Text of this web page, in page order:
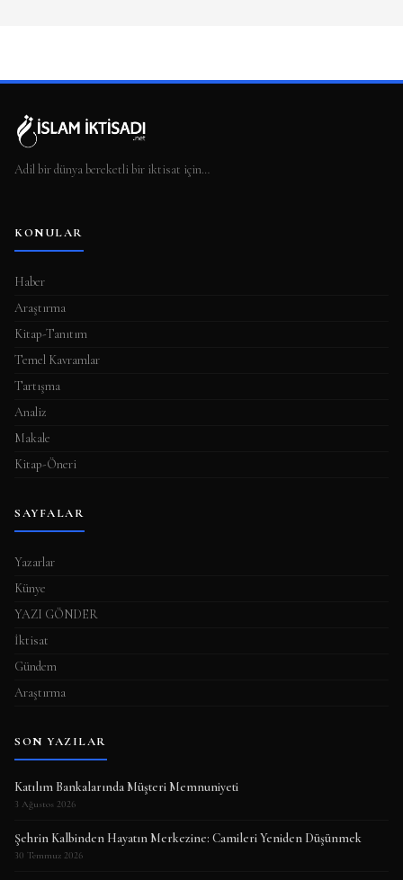
Adil bir dünya bereketli bir iktisat için…
KONULAR
Haber
Araştırma
Kitap-Tanıtım
Temel Kavramlar
Tartışma
Analiz
Makale
Kitap-Öneri
SAYFALAR
Yazarlar
Künye
YAZI GÖNDER
İktisat
Gündem
Araştırma
SON YAZILAR
Katılım Bankalarında Müşteri Memnuniyeti
3 Ağustos 2026
Şehrin Kalbinden Hayatın Merkezine: Camileri Yeniden Düşünmek
30 Temmuz 2026